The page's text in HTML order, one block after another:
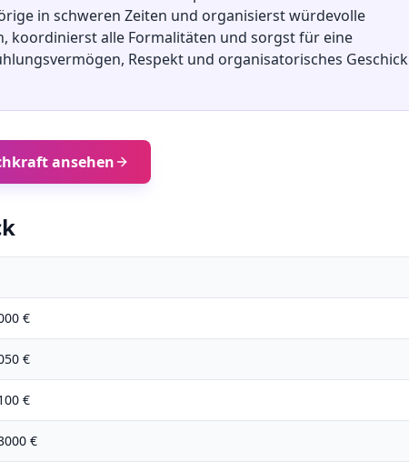
in schweren Zeiten und organisierst würdevolle
koordinierst alle Formalitäten und sorgst für eine
Respekt und organisatorisches Geschick
ansehen
€
€
€
€